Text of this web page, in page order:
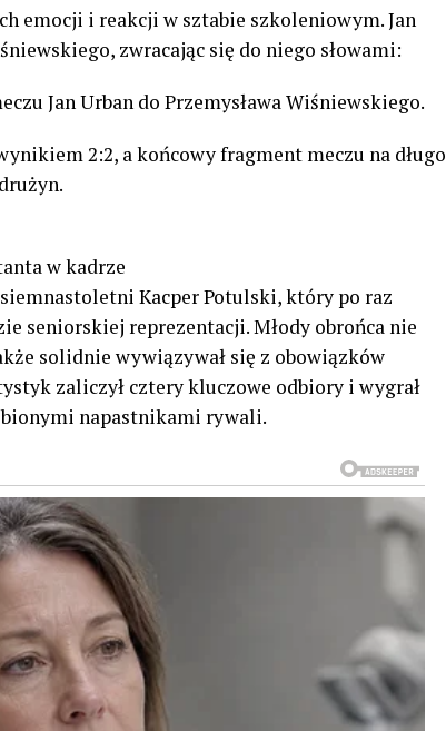
emocji i reakcji w sztabie szkoleniowym. Jan
zwracając się do niego słowami:
Jan Urban do Przemysława Wiśniewskiego.
2:2, a końcowy fragment meczu na długo
w kadrze
Kacper Potulski, który po raz
seniorskiej reprezentacji. Młody obrońca nie
solidnie wywiązywał się z obowiązków
zaliczył cztery kluczowe odbiory i wygrał
napastnikami rywali.